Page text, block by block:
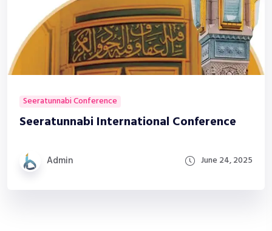
Seeratunnabi Conference
Seeratunnabi International Conference
Admin June 24, 2025